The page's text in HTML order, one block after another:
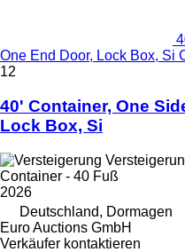
One End Door, Lock Box, Si
12
40' Container, One
Lock Box, Si
Container - 40 Fuß
2026
Deutschland, Dormagen
Euro Auctions GmbH
Verkäufer kontaktieren